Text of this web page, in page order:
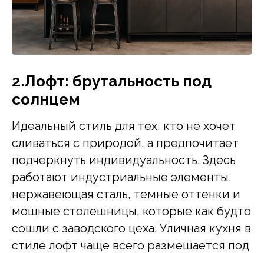
2.Лофт: брутальность под
солнцем
Идеальный стиль для тех, кто не хочет
сливаться с природой, а предпочитает
подчеркнуть индивидуальность. Здесь
работают индустриальные элементы,
нержавеющая сталь, темные оттенки и
мощные столешницы, которые как будто
сошли с заводского цеха. Уличная кухня в
стиле лофт чаще всего размещается под